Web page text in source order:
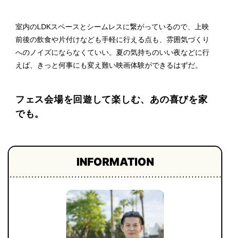
室内のLDKスペースとシームレスに繋がっているので、上映
前後の飲食や片付けなども手軽に行える点も、雰囲気づくり
へのノイズにならなくていい。夏の気持ちのいい夜などに行
えば、きっと何事にも変え難い映画体験ができるはずだ。
フェス会場を回遊して楽しむ、あの喜びを家
でも。
INFORMATION